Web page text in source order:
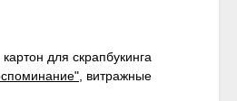
для скрапбукинга
, витражные